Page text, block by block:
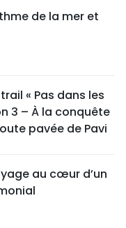
de la mer et
« Pas dans les
3 – À la conquête
pavée de Pavi
au cœur d’un